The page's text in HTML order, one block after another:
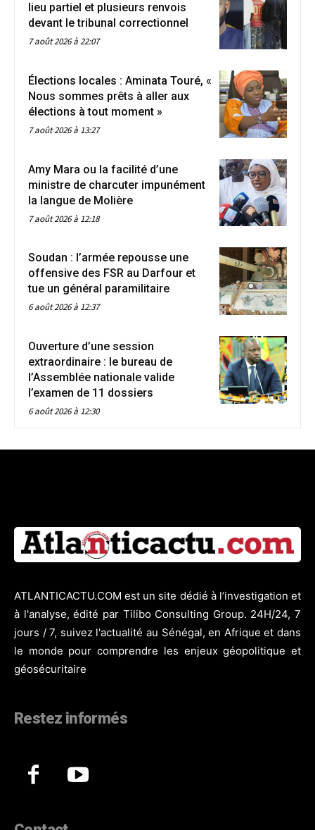
lieu partiel et plusieurs renvois
devant le tribunal correctionnel
7 août 2026 à 22:07
Élections locales : Aminata Touré, «
Nous sommes prêts à aller aux
élections à tout moment »
7 août 2026 à 13:27
Amy Mara ou la facilité d’une
ministre de charcuter impunément
la langue de Molière
7 août 2026 à 12:18
Soudan : l’armée repousse une
offensive des FSR au Darfour et
tue un général paramilitaire
6 août 2026 à 12:37
Ouverture d’une session
extraordinaire : le bureau de
l’Assemblée nationale valide
l’examen de 11 dossiers
6 août 2026 à 12:30
ATLANTICACTU.COM est un site dédié à l’investigation et
à l'analyse, édité par Tilibo Consulting Group. 24H/24, 7
jours / 7, suivez l'actualité au Sénégal, en Afrique et dans
le monde pour comprendre les enjeux géopolitique et
géosécuritaire
Restez informés